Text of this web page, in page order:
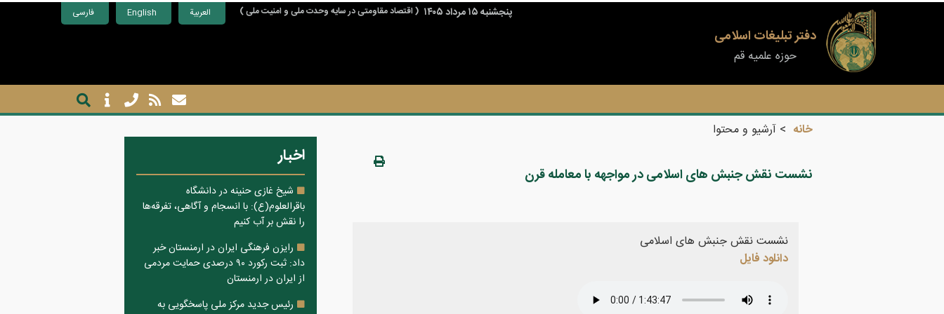
فارسی English العربية پنجشنبه ۱۵ مرداد ۱۴۰۵ ( اقتصاد مقاومتی در سایه وحدت ملی و امنیت ملی )
دفتر تبلیغات اسلامی
حوزه علمیه قم
خانه آرشیو و محتوا
نشست نقش جنبش های اسلامی در مواجهه با معامله قرن
نشست نقش جنبش های اسلامی
دانلود فایل
اخبار
شیخ غازی حنینه در دانشگاه
باقرالعلوم(ع): با انسجام و آگاهی، تفرقه‌ها
را نقش بر آب کنیم
رایزن فرهنگی ایران در ارمنستان خبر
داد: ثبت رکورد ۹۰ درصدی حمایت مردمی
از ایران در ارمنستان
رئیس جدید مرکز ملی پاسخگویی به